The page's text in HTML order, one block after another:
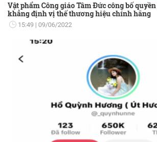
Vật phẩm Công giáo Tâm Đức công bố
khẳng định vị thế thương hiệu chính hãng
15:49 09/06/2022